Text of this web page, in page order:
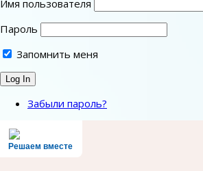
Имя пользователя
Пароль
Запомнить меня
Забыли пароль?
Решаем вместе